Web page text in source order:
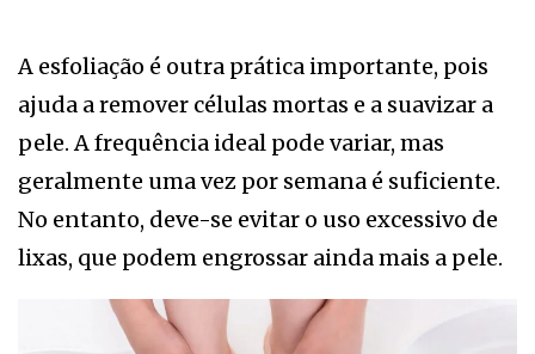
A esfoliação é outra prática importante, pois
ajuda a remover células mortas e a suavizar a
pele. A frequência ideal pode variar, mas
geralmente uma vez por semana é suficiente.
No entanto, deve-se evitar o uso excessivo de
lixas, que podem engrossar ainda mais a pele.